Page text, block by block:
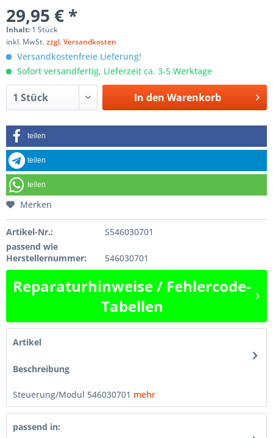
29,95 € *
Inhalt: 1 Stück
inkl. MwSt.zzgl. Versandkosten
Versandkostenfreie Lieferung!
Sofort versandfertig, Lieferzeit ca. 3-5 Werktage
In den Warenkorb
teilen
teilen
teilen
Merken
Artikel-Nr.:
S546030701
passend wie
Herstellernummer:
546030701
Reparaturhinweise / Fehlercode-
Tabellen
Artikel
Beschreibung
Steuerung/Modul 546030701 mehr
passend in: